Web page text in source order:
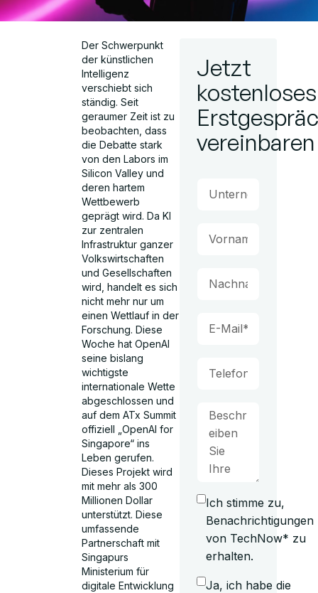
Der Schwerpunkt
der künstlichen
Intelligenz
verschiebt sich
ständig. Seit
geraumer Zeit ist zu
beobachten, dass
die Debatte stark
von den Labors im
Silicon Valley und
deren hartem
Wettbewerb
geprägt wird. Da KI
zur zentralen
Infrastruktur ganzer
Volkswirtschaften
und Gesellschaften
wird, handelt es sich
nicht mehr nur um
einen Wettlauf in der
Forschung. Diese
Woche hat OpenAI
seine bislang
wichtigste
internationale Wette
abgeschlossen und
auf dem ATx Summit
offiziell „OpenAI for
Singapore“ ins
Leben gerufen.
Dieses Projekt wird
mit mehr als 300
Millionen Dollar
unterstützt. Diese
umfassende
Partnerschaft mit
Singapurs
Ministerium für
digitale Entwicklung
Jetzt
kostenloses
vereinbaren
Ich stimme zu,
Benachrichtigungen
von TechNow* zu
erhalten.
Ja, ich habe die